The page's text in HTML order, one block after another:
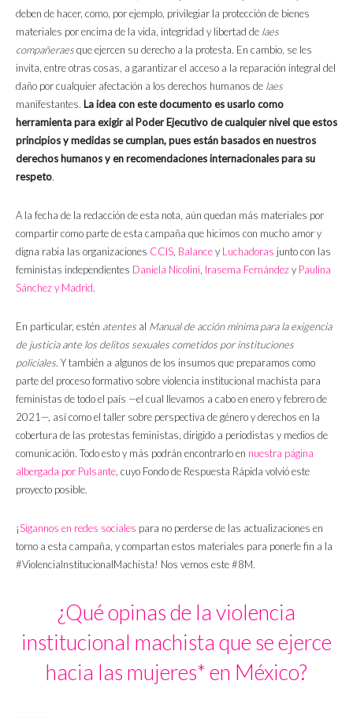
deben de hacer, como, por ejemplo, privilegiar la protección de bienes
materiales por encima de la vida, integridad y libertad de laes
compañeraesque ejercen su derecho a la protesta. En cambio, se les
invita, entre otras cosas, a garantizar el acceso a la reparación integral del
daño por cualquier afectación a los derechos humanos de laes
manifestantes. La idea con este documento es usarlo como
herramienta para exigir al Poder Ejecutivo de cualquier nivel que estos
principios y medidas se cumplan, pues están basados en nuestros
derechos humanos y en recomendaciones internacionales para su
respeto.
A la fecha de la redacción de esta nota, aún quedan más materiales por
compartir como parte de esta campaña que hicimos con mucho amor y
digna rabia las organizaciones CCIS Balancey Luchadoras junto con las
feministas independientes Daniela Nicolini Irasema Fernándezy Paulina
Sánchez y Madrid.
En particular, estén atentes al Manual de acción mínima para la exigencia
de justicia ante los delitos sexuales cometidos por instituciones
policiales. Y también a algunos de los insumos que preparamos como
parte del proceso formativo sobre violencia institucional machista para
feministas de todo el país —el cual llevamos a cabo en enero y febrero de
2021—, así como el taller sobre perspectiva de género y derechos en la
cobertura de las protestas feministas, dirigido a periodistas y medios de
comunicación. Todo esto y más podrán encontrarlo en nuestra página
albergada por Pulsante , cuyo Fondo de Respuesta Rápida volvió este
proyecto posible.
¡Sígannos en redes sociales para no perderse de las actualizaciones en
torno a esta campaña, y compartan estos materiales para ponerle fin a la
#ViolenciaInstitucionalMachista! Nos vemos este #8M.
¿Qué opinas de la violencia
institucional machista que se ejerce
hacia las mujeres* en México?